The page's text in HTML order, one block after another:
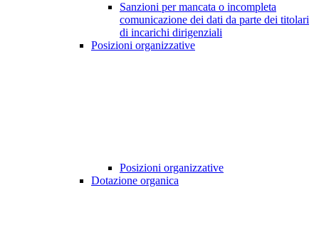
Sanzioni per mancata o incompleta
comunicazione dei dati da parte dei titolari
di incarichi dirigenziali
Posizioni organizzative
Posizioni organizzative
Dotazione organica